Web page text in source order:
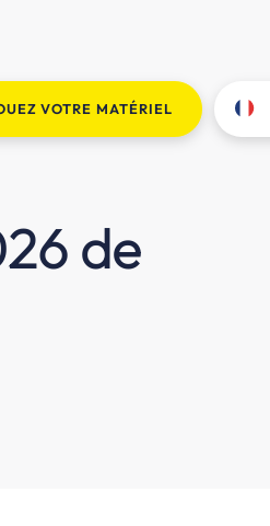
VOTRE MATÉRIEL
de